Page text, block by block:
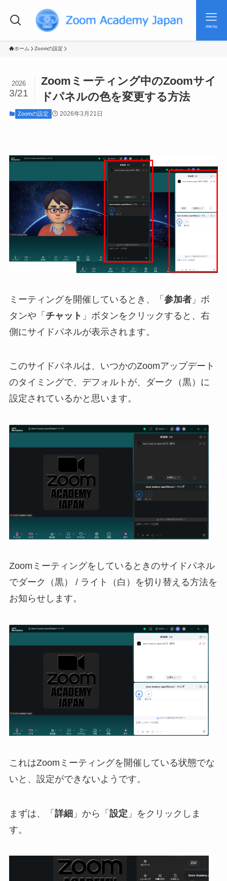
menu
ホーム Zoomの設定
Zoomミーティング中のZoomサイ
ドパネルの色を変更する方法
2026
3/21
Zoomの設定 2026年3月21日
ミーティングを開催しているとき、「 参加者」ボ
タンや「 チャット 」ボタンをクリックすると、右
側にサイドパネルが表示されます。
このサイドパネルは、いつかのZoomアップデート
のタイミングで、デフォルトが、ダーク（黒）に
設定されているかと思います。
Zoomミーティングをしているときのサイドパネル
でダーク（黒） / ライト（白）を切り替える方法を
お知らせします。
これはZoomミーティングを開催している状態でな
いと、設定ができないようです。
まずは、「 詳細」から「 設定 」をクリックしま
す。